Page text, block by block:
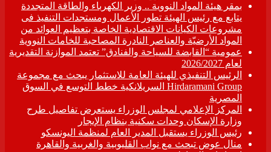
بمقر هيئة المواد النووية .. وزير الكهرباء والطاقة المتجددة
يتابع مع رئيس الهيئة تطور الأعمال ومستجدات التنفيذ فى
مشروعات الكيانات الاقتصادية الخاصة بتعظيم العوائد من
المواد الأرضيّة والعناصر النادرة المصاحبة للخامات النووية
عمومية “القابضة للسياحة والفنادق” تعتمد الموازنة التقديرية
لعام 2026/2027
الرئيس التنفيذي للهيئة العامة للاستثمار يبحث مع مجموعة
Hirdaramani Group السريلانكية خطط التوسع في السوق
المصرية
المركز الإعلامي لمجلس الوزراء يستعرض تفاصيل طرح
وزارة الإسكان وحدات سكنية بنظام الإيجار
رئيس الوزراء يستقبل المدير العام لمنظمة اليونسكو
منال عوض تبحث مع نواب القليوبية والغربية والقاهرة